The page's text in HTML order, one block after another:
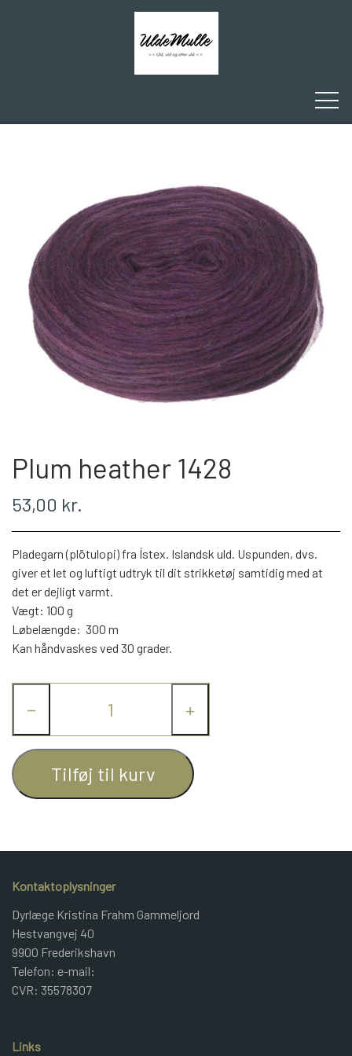
FORSIDE
ULDEMULLE
KONTAKT
WEBSHOP
LÉTTLOPI
ÁLAFOSS LOPI
BOMULD 8/4
JUNIOR BOMULD
KNITPRO
Plum heather 1428
53,00 kr.
Pladegarn (plötulopi) fra Ístex. Islandsk uld. Uspunden, dvs.
giver et let og luftigt udtryk til dit strikketøj samtidig med at
det er dejligt varmt.
Vægt: 100 g
Løbelængde: 300 m
Kan håndvaskes ved 30 grader.
− +
Tilføj til kurv
Kontaktoplysninger
Dyrlæge Kristina Frahm Gammeljord
Hestvangvej 40
9900 Frederikshavn
Telefon: e-mail:
CVR: 35578307
Links